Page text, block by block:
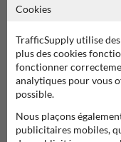
La sécurité est notre
traversée en toute
réfléchissantes rouge/
des conditions de faible
garantissent une
glissade.
Nos passerelles
conçues pour supporter
Cookies
TrafficSupply utilise
plus des cookies
fonctionner
analytiques pour vous
possible.
Nous plaçons
publicitaires mobiles,